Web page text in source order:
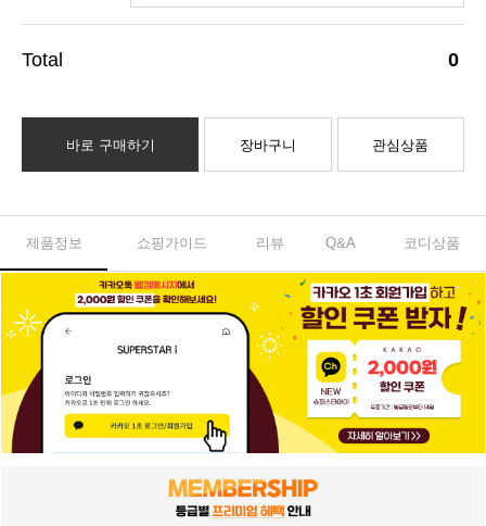
0
바로 구매하기 장바구니 관심상품
제품정보 쇼핑가이드 리뷰 Q&A 코디상품